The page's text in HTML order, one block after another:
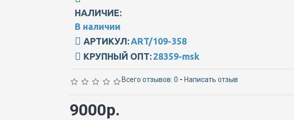
НАЛИЧИЕ:
В наличии
АРТИКУЛ: ART/109-358
КРУПНЫЙ ОПТ: 28359-msk
Всего отзывов: 0 - Написать отзыв
9000р.